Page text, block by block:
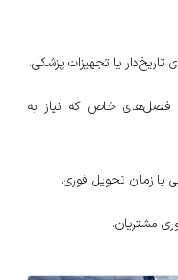
یا تجهیزات پزشکی.
خاص که نیاز به
با زمان تحویل فوری.
مشتریان.